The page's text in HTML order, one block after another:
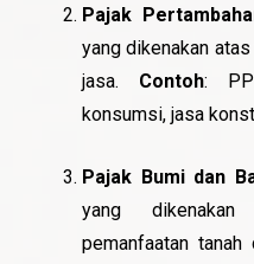
Pajak
yang dikenakan
jasa. Contoh:
konsumsi, jasa
Pajak Bumi dan
yang
pemanfaatan tanah